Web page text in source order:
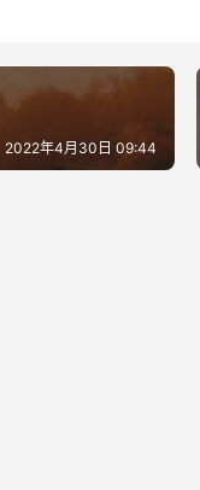
2022年4月30日 09:44